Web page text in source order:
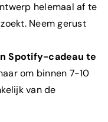
helemaal af te
Neem gerust
Spotify-cadeau te
om binnen 7-10
van de